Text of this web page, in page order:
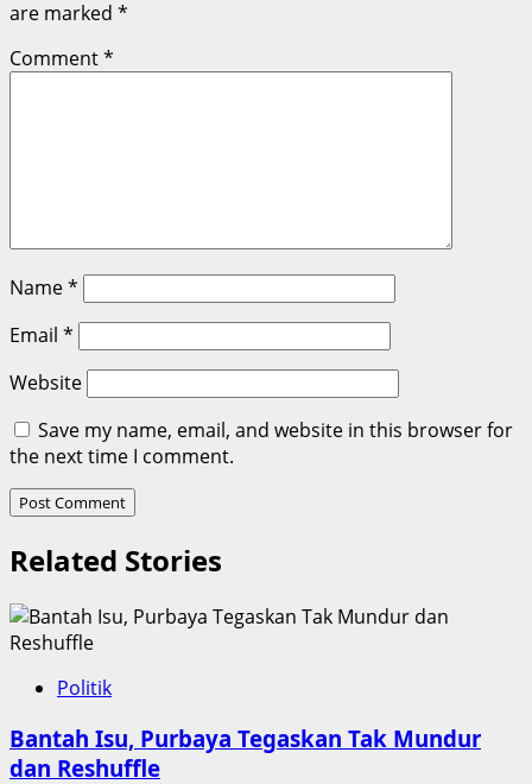
are marked *
Comment*
Name*
Email *
Website
Save my name, email, and website in this browser for
the next time I comment.
Related Stories
Politik
Bantah Isu, Purbaya Tegaskan Tak Mundur
dan Reshuffle